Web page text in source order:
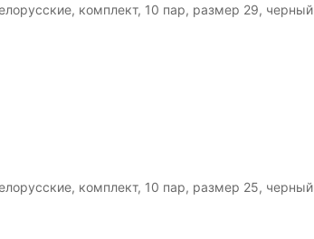
комплект, 10 пар, размер 29, черный
комплект, 10 пар, размер 25, черный